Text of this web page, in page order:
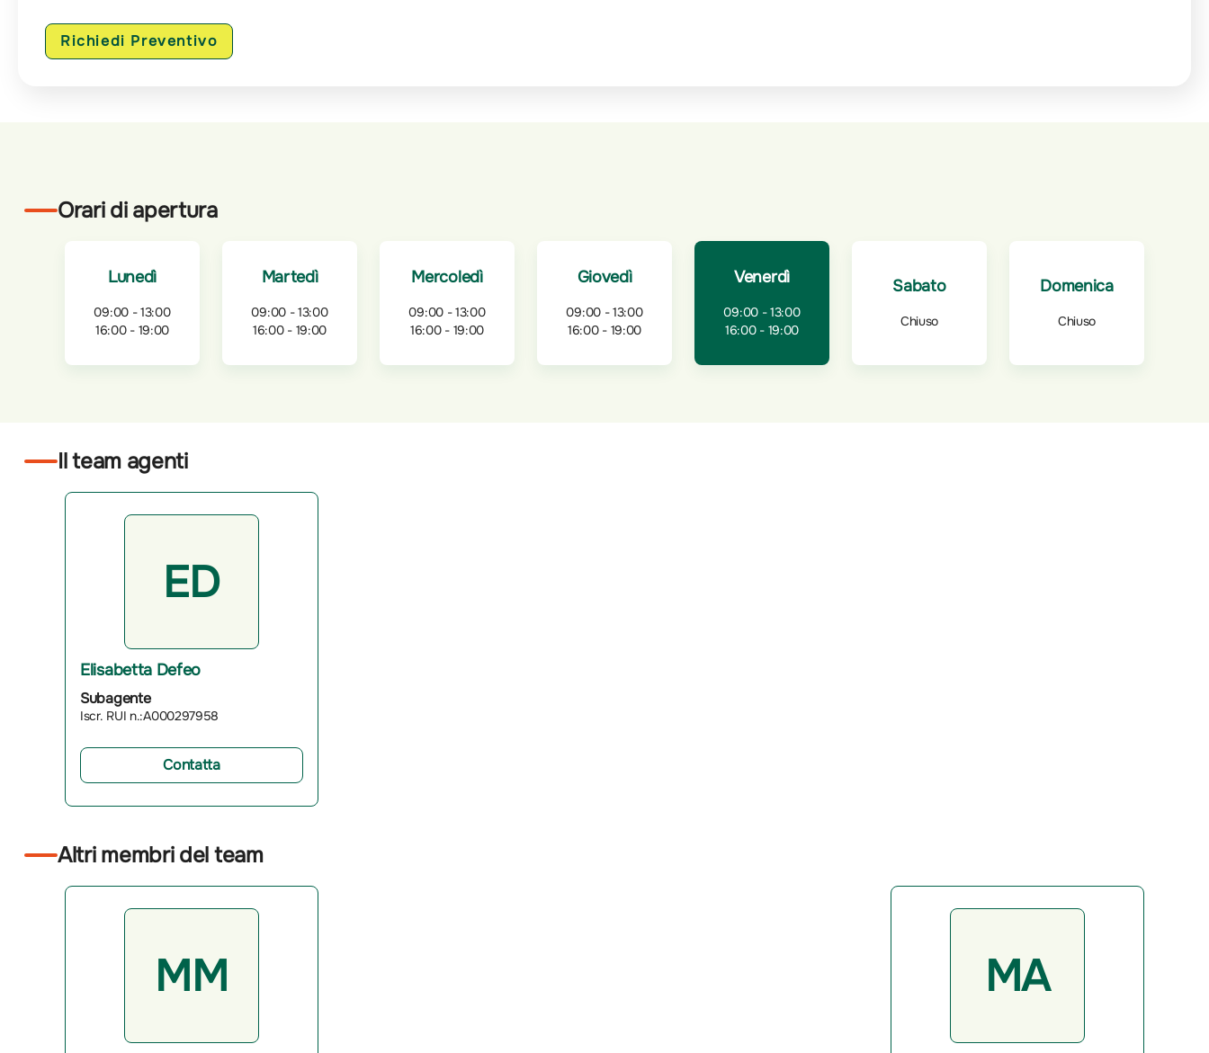
Richiedi Preventivo
Orari di apertura
Lunedì
09:00 - 13:00
16:00 - 19:00
Martedì
09:00 - 13:00
16:00 - 19:00
Mercoledì
09:00 - 13:00
16:00 - 19:00
Giovedì
09:00 - 13:00
16:00 - 19:00
Venerdì
09:00 - 13:00
16:00 - 19:00
Sabato
Chiuso
Domenica
Chiuso
Il team agenti
ED
Elisabetta Defeo
Subagente
Iscr. RUI n.:A000297958
Contatta
Altri membri del team
MM MA